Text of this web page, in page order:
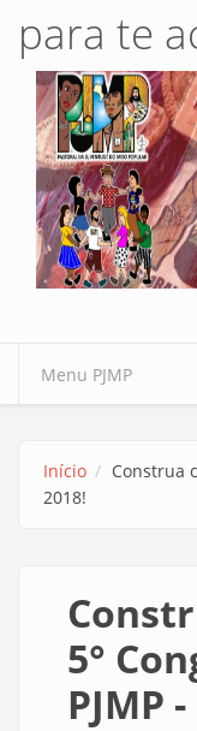
para te
Início
Construa
2018!
5°
PJMP